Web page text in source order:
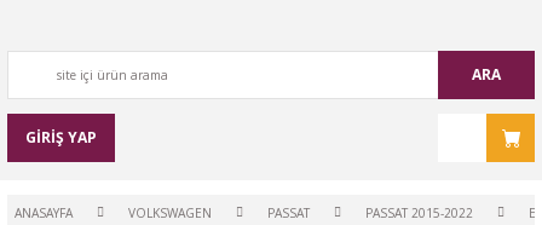
ARA
GİRİŞ YAP
ANASAYFA VOLKSWAGEN PASSAT PASSAT 2015-2022